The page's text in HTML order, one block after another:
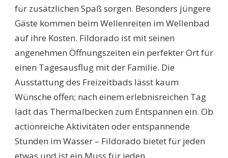
für zusätzlichen Spaß sorgen. Besonders jüngere
Gäste kommen beim Wellenreiten im Wellenbad
auf ihre Kosten. Fildorado ist mit seinen
angenehmen Öffnungszeiten ein perfekter Ort für
einen Tagesausflug mit der Familie. Die
Ausstattung des Freizeitbads lässt kaum
Wünsche offen; nach einem erlebnisreichen Tag
lädt das Thermalbecken zum Entspannen ein. Ob
actionreiche Aktivitäten oder entspannende
Stunden im Wasser – Fildorado bietet für jeden